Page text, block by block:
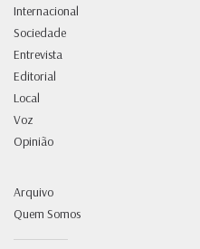
Internacional
Sociedade
Entrevista
Editorial
Local
Voz
Opinião
Arquivo
Quem Somos